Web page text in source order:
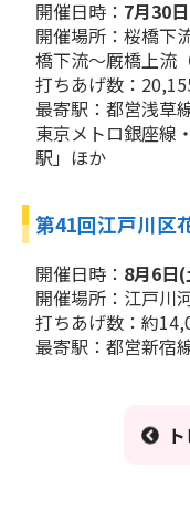
開催日時： 7月30
開催場所：桜橋下
橋下流～厩橋上流
打ちあげ数：
最寄駅：都営浅草
東京メトロ銀座線
駅」ほか
第41回江戸川区
開催日時： 8月6日
開催場所：江戸川
打ちあげ数：約
最寄駅：都営新宿